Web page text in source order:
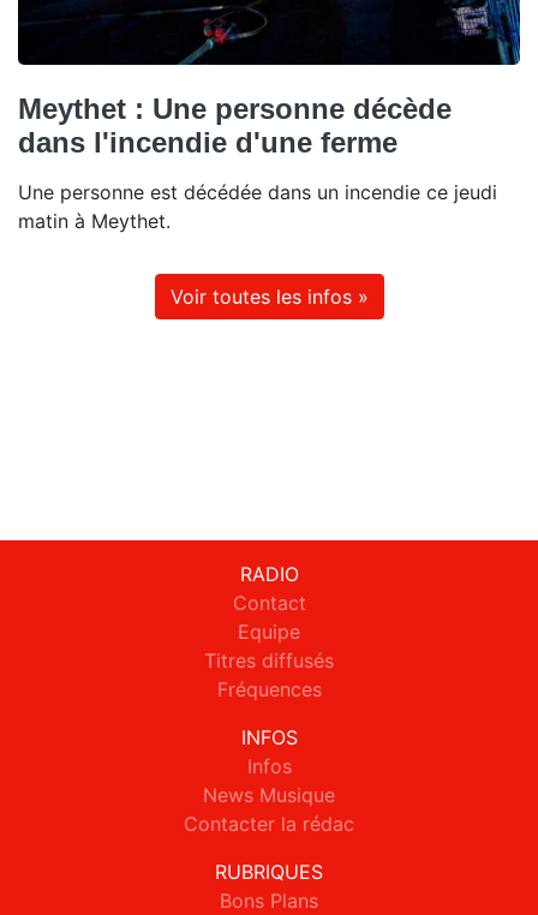
Meythet : Une personne décède
dans l'incendie d'une ferme
Une personne est décédée dans un incendie ce jeudi
matin à Meythet.
Voir toutes les infos »
RADIO
Contact
Equipe
Titres diffusés
Fréquences
INFOS
Infos
News Musique
Contacter la rédac
RUBRIQUES
Bons Plans